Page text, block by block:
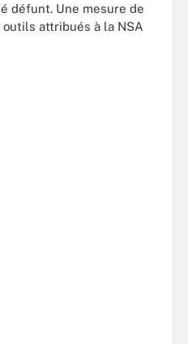
défunt. Une mesure de
attribués à la NSA